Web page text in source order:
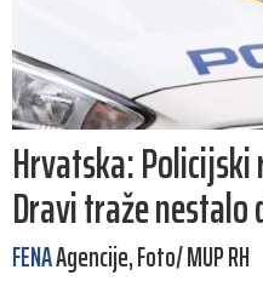
Hrvatska:
Dravi traže
FENAAgencije, Foto/ MUP RH